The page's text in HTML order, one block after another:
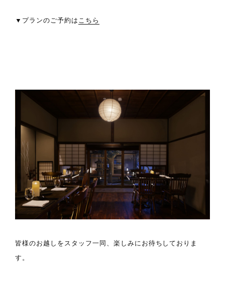
▼プランのご予約は こちら
皆様のお越しをスタッフ一同、楽しみにお待ちしておりま
す。